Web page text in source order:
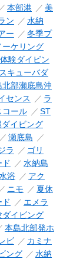
本部港
美
ン
水納
ー
冬季プ
ーケリング
験ダイビン
スキューバダ
北部瀬底島沖
センス
ラ
コール
ST
ダイビング
瀬底島
ラ
ゴリ
水納島
浴
アク
ニモ
夏休
エメラ
ダイビング
本島北部発ホ
ビ
カミナ
ング
水納